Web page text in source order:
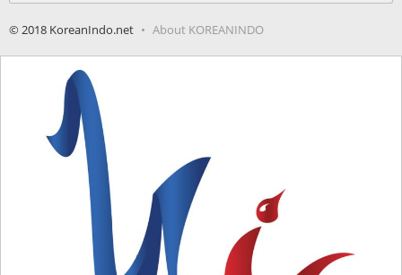
© 2018 KoreanIndo.net About KOREANINDO